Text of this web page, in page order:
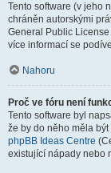
Tento software (v jeho
chráněn autorskými
General Public
více informací se
Nahoru
Proč ve fóru není
Tento software byl
že by do něho měla
phpBB Ideas Centre
existující nápady nebo